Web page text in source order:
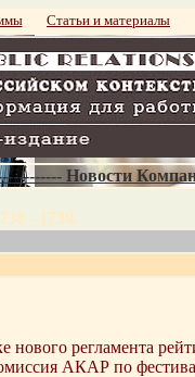
Статьи и материалы
Новости
- 1738.
регламента
АКАР по